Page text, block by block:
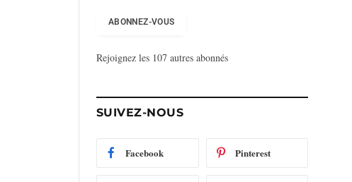
e
m
a
ABONNEZ-VOUS
Rejoignez les 107 autres abonnés
SUIVEZ-NOUS
Facebook Pinterest